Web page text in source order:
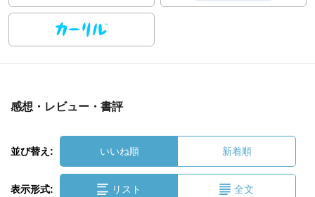
感想・レビュー・書評
並び替え: いいね順 新着順
表示形式: リスト 全文